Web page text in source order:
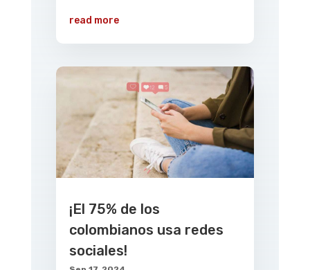
read more
¡El 75% de los
colombianos usa redes
sociales!